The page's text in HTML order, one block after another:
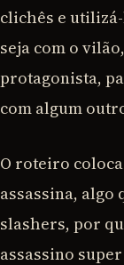
clichês e
seja com o
protagonista,
com algum
O roteiro
assassina, algo
slashers, por
assassino